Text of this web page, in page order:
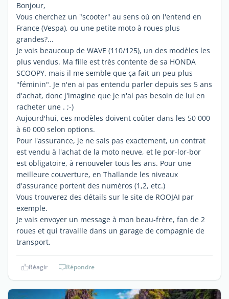
Bonjour,
Vous cherchez un "scooter" au sens où on l'entend en
France (Vespa), ou une petite moto à roues plus
grandes?...
Je vois beaucoup de WAVE (110/125), un des modèles les
plus vendus. Ma fille est très contente de sa HONDA
SCOOPY, mais il me semble que ça fait un peu plus
"féminin". Je n'en ai pas entendu parler depuis ses 5 ans
d'achat, donc j'imagine que je n'ai pas besoin de lui en
racheter une . ;-)
Aujourd'hui, ces modèles doivent coûter dans les 50 000
à 60 000 selon options.
Pour l'assurance, je ne sais pas exactement, un contrat
est vendu à l'achat de la moto neuve, et le por-lor-bor
est obligatoire, à renouveler tous les ans. Pour une
meilleure couverture, en Thaïlande les niveaux
d'assurance portent des numéros (1,2, etc.)
Vous trouverez des détails sur le site de ROOJAI par
exemple.
Je vais envoyer un message à mon beau-frère, fan de 2
roues et qui travaille dans un garage de compagnie de
transport.
Réagir Répondre